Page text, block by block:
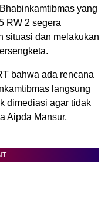
yang
RW 2 segera
situasi dan melakukan
bahwa ada rencana
langsung
dimediasi agar tidak
Aipda Mansur,